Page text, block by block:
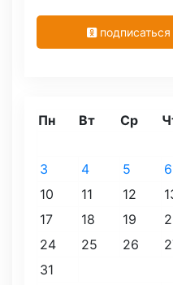
Пн Вт Ср
3
4 5 6
10
11 12
17
18 19
24
25 26
31